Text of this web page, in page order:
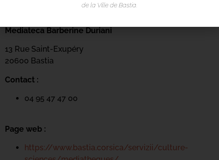
LIEU DE L'ÉVÉNEMENT
Mediateca Barberine Duriani
13 Rue Saint-Exupéry
20600 Bastia
Contact :
04 95 47 47 00
Page web :
https://www.bastia.corsica/servizii/culture-
de la Ville de Bastia.